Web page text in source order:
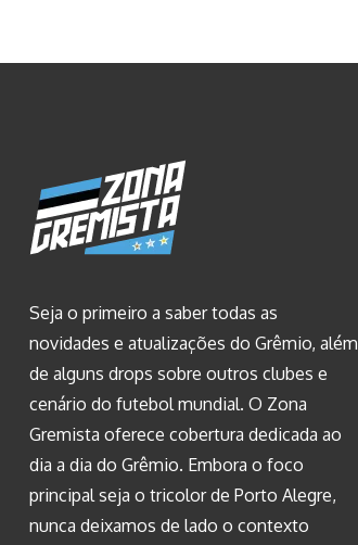
Seja o primeiro a saber todas as
novidades e atualizações do Grêmio, além
de alguns drops sobre outros clubes e
cenário do futebol mundial. O Zona
Gremista oferece cobertura dedicada ao
dia a dia do Grêmio. Embora o foco
principal seja o tricolor de Porto Alegre,
nunca deixamos de lado o contexto